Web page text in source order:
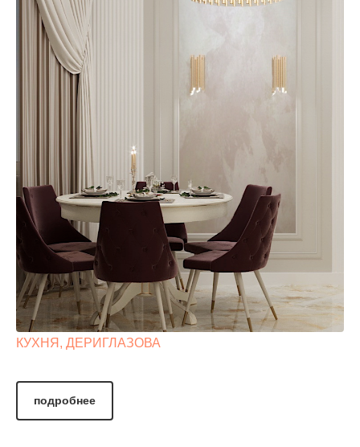
КУХНЯ, ДЕРИГЛАЗОВА
подробнее